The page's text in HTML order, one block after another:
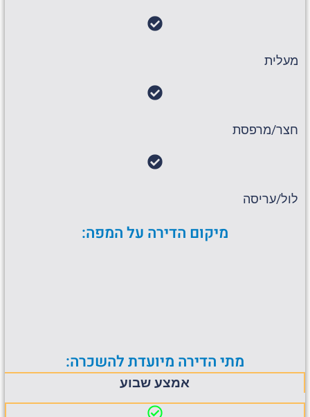
מעלית
חצר/מרפסת
לול/עריסה
מיקום הדירה על המפה:
מתי הדירה מיועדת להשכרה:
אמצע שבוע